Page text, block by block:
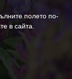
полето по-
в сайта.